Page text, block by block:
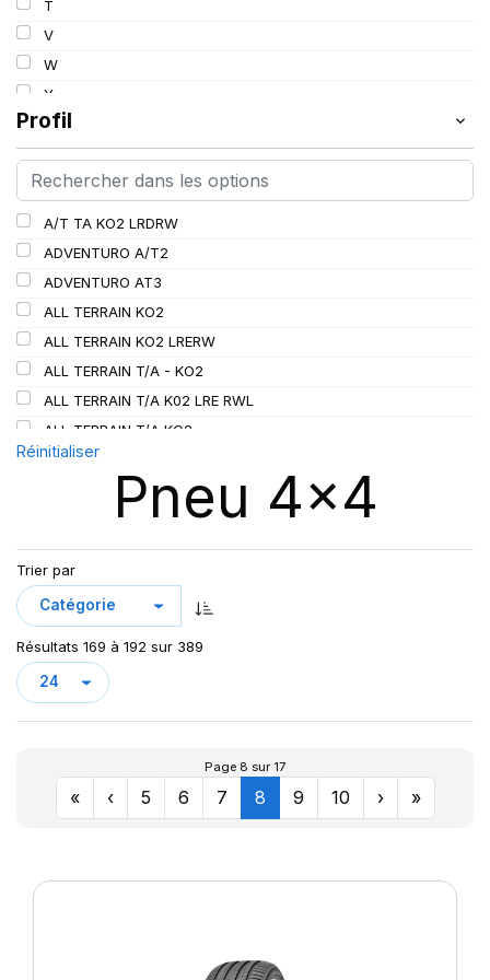
115
116/113
117/114
117/116
118/115
119/116
120
120/116
120/117
126/123
127/124
128
T
V
W
Y
Profil
A/T TA KO2 LRDRW
ADVENTURO A/T2
ADVENTURO AT3
ALL TERRAIN KO2
ALL TERRAIN KO2 LRERW
ALL TERRAIN T/A - KO2
ALL TERRAIN T/A K02 LRE RWL
ALL TERRAIN T/A KO2
ALL TERRAIN T/A KO3
AT/TA KO3 LRD
AT/TA KO3 LRF
AT70
AT100
AT T/A KO2
CHAMPIRO VP1
CINTURATO AS+
CINTURATO SF3
COBRA
Réinitialiser
Pneu 4x4
Trier par
Résultats 169 à 192 sur 389
Page 8 sur 17
« ‹ 5 6 7 8 9 10 › »